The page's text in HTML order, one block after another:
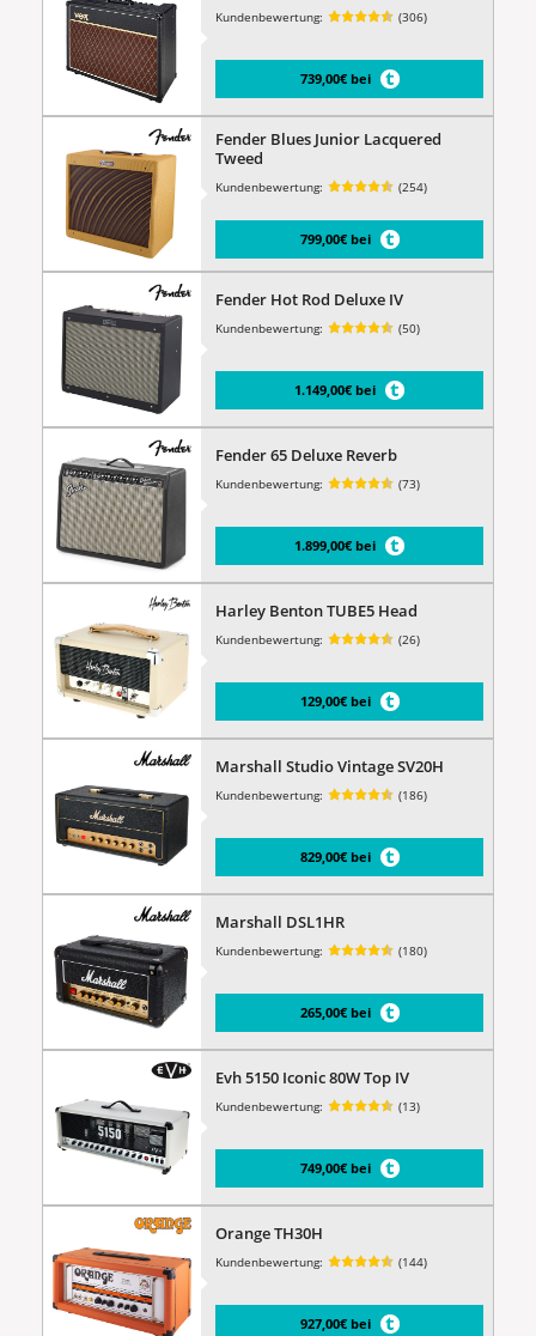
Kundenbewertung: (306)
739,00€ bei
Fender Blues Junior Lacquered
Tweed
Kundenbewertung: (254)
799,00€ bei
Fender Hot Rod Deluxe IV
Kundenbewertung: (50)
1.149,00€ bei
Fender 65 Deluxe Reverb
Kundenbewertung: (73)
1.899,00€ bei
Harley Benton TUBE5 Head
Kundenbewertung: (26)
129,00€ bei
Marshall Studio Vintage SV20H
Kundenbewertung: (186)
829,00€ bei
Marshall DSL1HR
Kundenbewertung: (180)
265,00€ bei
Evh 5150 Iconic 80W Top IV
Kundenbewertung: (13)
749,00€ bei
Orange TH30H
Kundenbewertung: (144)
927,00€ bei